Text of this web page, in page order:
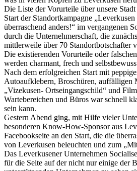
Die Liste der Vorurteile über unsere
Start der Standortkampagne „Leverkusen
überraschend anders!“ im vergangenen
durch die Unternehmerschaft, die
mittlerweile über 70 Standortbotschafter
Die existierenden Vorurteile oder
werden charmant, frech und
Nach dem erfolgreichen Start mit
Autoaufklebern, Broschüren, auffälligen
„Vizekusen- Ortseingangschild“ und
Wartebereichen und Büros war schnell
sein kann.
Gestern Abend ging, mit Hilfe vieler
besonderen Know-How-Sponsor aus
Facebookseite an den Start, die die
von Leverkusen beleuchten und zum
Das Leverkusener Unternehmen
für die Seite auf der nicht nur einige der